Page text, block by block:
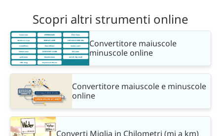
Scopri altri strumenti online
Convertitore maiuscole
minuscole online
Convertitore maiuscole e minuscole
online
Converti Miglia in Chilometri (mi a km)